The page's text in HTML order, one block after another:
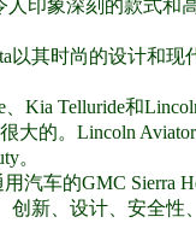
印象深刻的款式
其时尚的设计和
Kia Telluride和
大的。Lincoln
。
车的GMC Sierra
新、设计、安全性